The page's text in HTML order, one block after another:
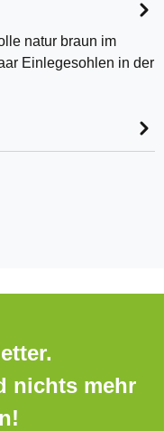
natur braun im
Einlegesohlen in der
nichts mehr